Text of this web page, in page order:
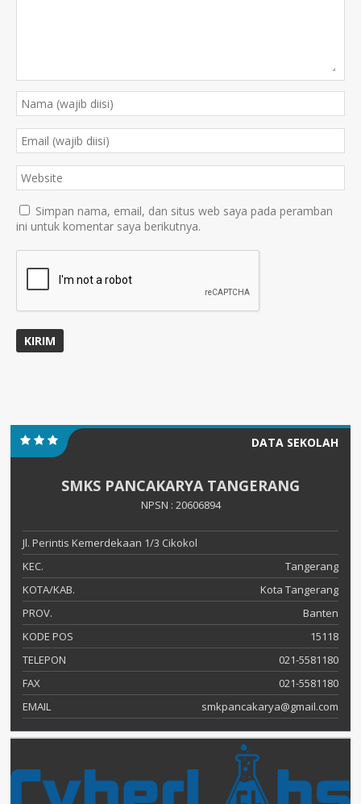
Simpan nama, email, dan situs web saya pada peramban
ini untuk komentar saya berikutnya.
DATA SEKOLAH
SMKS PANCAKARYA TANGERANG
NPSN : 20606894
Jl. Perintis Kemerdekaan 1/3 Cikokol
KEC.
Tangerang
KOTA/KAB.
Kota Tangerang
PROV.
Banten
KODE POS
15118
TELEPON
021-5581180
FAX
021-5581180
EMAIL
smkpancakarya@gmail.com